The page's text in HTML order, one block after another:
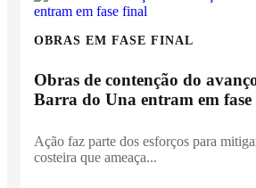
OBRAS EM FASE FINAL
Obras de contenção do
Barra do Una entram em
Ação faz parte dos esforços para
costeira que ameaça...